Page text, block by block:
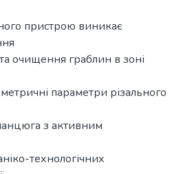
пристрою виникає
очищення граблин в зоні
параметри різального
з активним
технологічних